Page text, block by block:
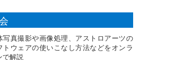
写真撮影や画像処理、アストロアーツの
トウェアの使いこなし方法などをオンラ
で解説